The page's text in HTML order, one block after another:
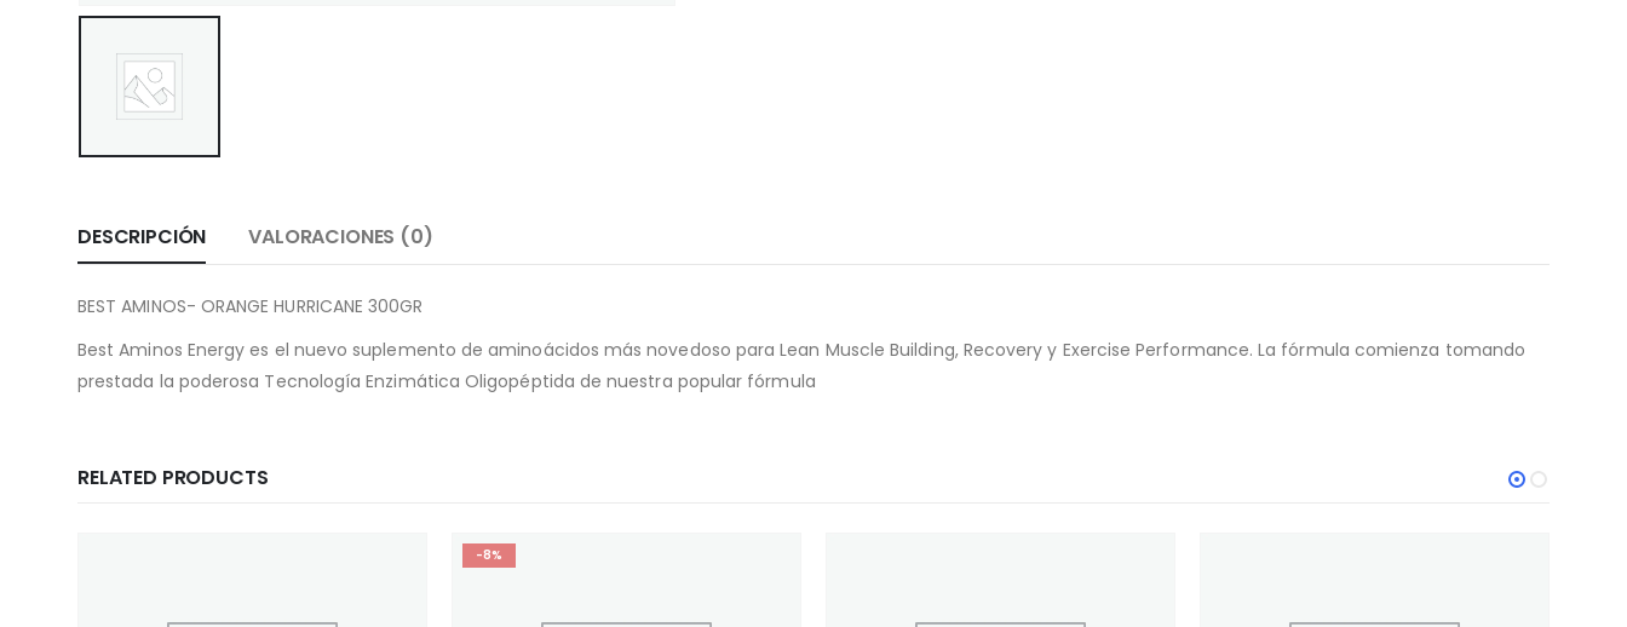
DESCRIPCIÓN VALORACIONES (0)
BEST AMINOS- ORANGE HURRICANE 300GR
Best Aminos Energy es el nuevo suplemento de aminoácidos más novedoso para Lean Muscle Building, Recovery y Exercise Performance. La fórmula comienza tomando
prestada la poderosa Tecnología Enzimática Oligopéptida de nuestra popular fórmula
RELATED PRODUCTS
-8%